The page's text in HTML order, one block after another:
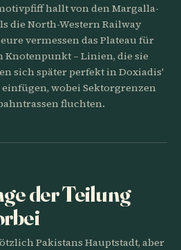
hallt von den Margalla-
die North-Western Railway
vermessen das Plateau für
– Linien, die sie
sich später perfekt in Doxiadis'
einfügen, wobei Sektorgrenzen
fluchten.
der Teilung
Pakistans Hauptstadt, aber